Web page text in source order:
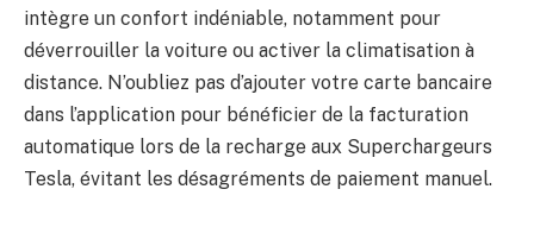
intègre un confort indéniable, notamment pour
déverrouiller la voiture ou activer la climatisation à
distance. N’oubliez pas d’ajouter votre carte bancaire
dans l’application pour bénéficier de la facturation
automatique lors de la recharge aux Superchargeurs
Tesla, évitant les désagréments de paiement manuel.